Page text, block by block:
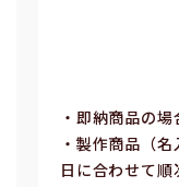
・即納商品の場
・製作商品（
⽇に合わせて順